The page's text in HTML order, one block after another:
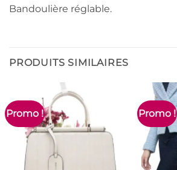
Bandoulière réglable.
PRODUITS SIMILAIRES
Promo ! Promo !